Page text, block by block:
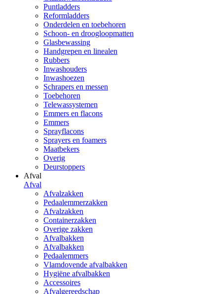
Puntladders
Reformladders
Onderdelen en toebehoren
Schoon- en droogloopmatten
Glasbewassing
Handgrepen en linealen
Rubbers
Inwashouders
Inwashoezen
Schrapers en messen
Toebehoren
Telewassystemen
Emmers en flacons
Emmers
Sprayflacons
Sprayers en foamers
Maatbekers
Overig
Deurstoppers
Afval
Afval
Afvalzakken
Pedaalemmerzakken
Afvalzakken
Containerzakken
Overige zakken
Afvalbakken
Afvalbakken
Pedaalemmers
Vlamdovende afvalbakken
Hygiëne afvalbakken
Accessoires
Afvalgereedschap